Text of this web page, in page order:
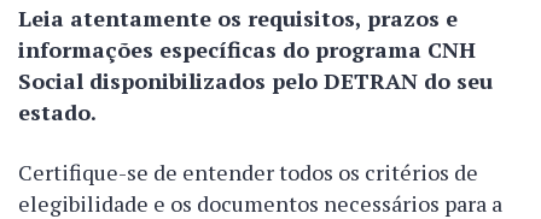
Leia atentamente os requisitos, prazos e
informações específicas do programa CNH
Social disponibilizados pelo DETRAN do seu
estado.
Certifique-se de entender todos os critérios de
elegibilidade e os documentos necessários para a